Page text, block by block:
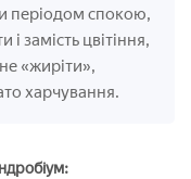
періодом спокою,
і замість цвітіння,
«жиріти»,
харчування.